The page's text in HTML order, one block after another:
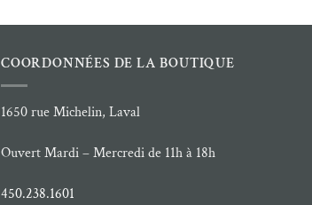
COORDONNÉES DE LA BOUTIQUE
1650 rue Michelin, Laval
Ouvert Mardi – Mercredi de 11h à 18h
450.238.1601